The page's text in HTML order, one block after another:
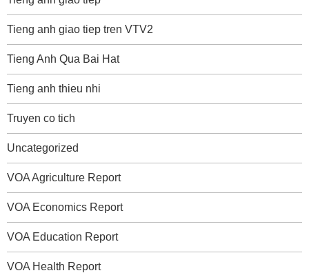
Tieng anh giao tiep tren VTV2
Tieng Anh Qua Bai Hat
Tieng anh thieu nhi
Truyen co tich
Uncategorized
VOA Agriculture Report
VOA Economics Report
VOA Education Report
VOA Health Report